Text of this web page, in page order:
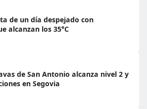
de un día despejado con
alcanzan los 35°C
de San Antonio alcanza nivel 2 y
en Segovia